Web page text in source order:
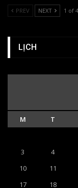
PREV NEXT 1 of
LỊCH
M T
3
4
10
11
17
18